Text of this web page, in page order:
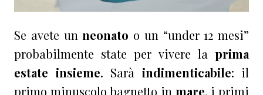
Se avete unneonato o un “under 12 mesi”
probabilmente state per vivere la prima
estate insieme. Sarà indimenticabile: il
primo minuscolo bagnetto in mare, i primi